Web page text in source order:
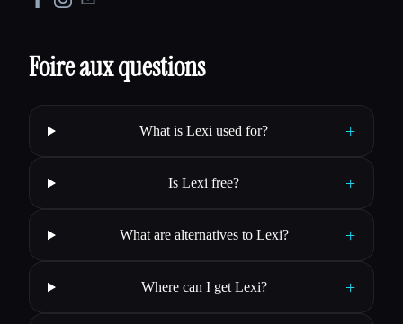
Foire aux questions
What is Lexi used for? +
Is Lexi free? +
What are alternatives to Lexi? +
Where can I get Lexi? +